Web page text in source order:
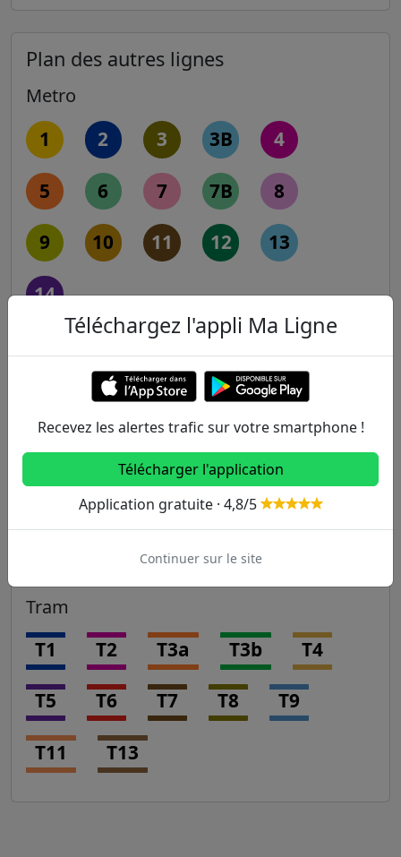
Plan des autres lignes
Metro
1 2 3 3B 4
5 6 7 7B 8
9 10 11 12 13
14
RER
B C D E
Transilien
J K L N
U
Tram
T1 T2 T3a T3b T4
T5 T6 T7 T8 T9
T11 T13
Téléchargez l'appli Ma Ligne
Recevez les alertes trafic sur votre smartphone !
Télécharger l'application
Application gratuite · 4,8/5
Continuer sur le site